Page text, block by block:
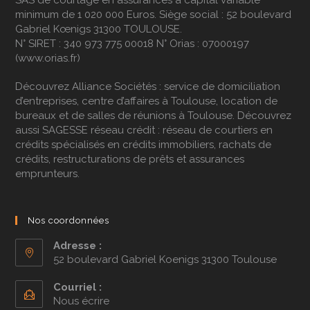
Prênéo audite chaque dossier en comparant
plus de 50 offres d’assurances de prêt afin de
permettre à ses clients de bénéficier la
meilleure offre du marché.
La LOI LEMOINE récemment entrée en vigueur
permet aux clients de changer d’assurance de prêt
à tout moment. Fort d’une compétence très
développée sur le sujet,Prênéo souhaite axer un
fort développement sur l’accompagnement de la
clientèle à la recherche d’une nouvelle assurance
de prêt.
juridique,garantie
Prênéo accompagne et conseille les
particuliers dans le choix de leurs assurances,
de la mise en place de leurs contrats à la
gestion de leurs sinistres s’ils surviennent.
Le cabinet travaille en grande partie à distance,
minimum de 1 020 000 Euros. Siège social : 52 boulevard
Gabriel Kœnigs 31300 TOULOUSE.
N° SIRET : 340 973 775 00018 N° Orias : 07000197
(www.orias.fr)
DécouvrezAlliance Sociétés : service de domiciliation
d’entreprises, centre d’affaires à Toulouse, location de
bureaux et de salles de réunions à Toulouse. Découvrez
aussiSAGESSE réseau crédit : réseau de courtiers en
crédits spécialisés en crédits immobiliers, rachats de
crédits, restructurations de prêts et assurances
emprunteurs.
Nos coordonnées
Adresse :
52 boulevard Gabriel Koenigs 31300 Toulouse
Courriel :
Nous écrire